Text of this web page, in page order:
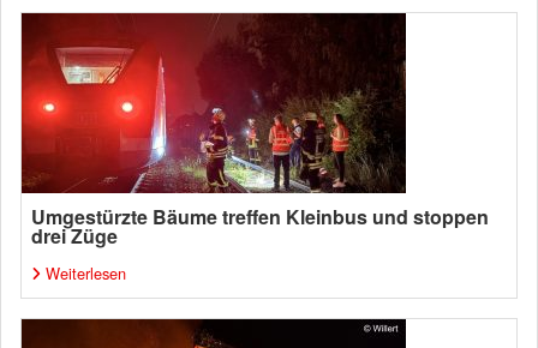
Umgestürzte Bäume treffen Kleinbus und stoppen
drei Züge
Weiterlesen